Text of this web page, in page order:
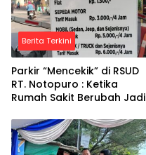
Berita Terkini
Parkir “Mencekik” di RSUD
RT. Notopuro : Ketika
Rumah Sakit Berubah Jadi